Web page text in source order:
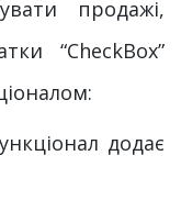
продажі,
“CheckBox”
додає